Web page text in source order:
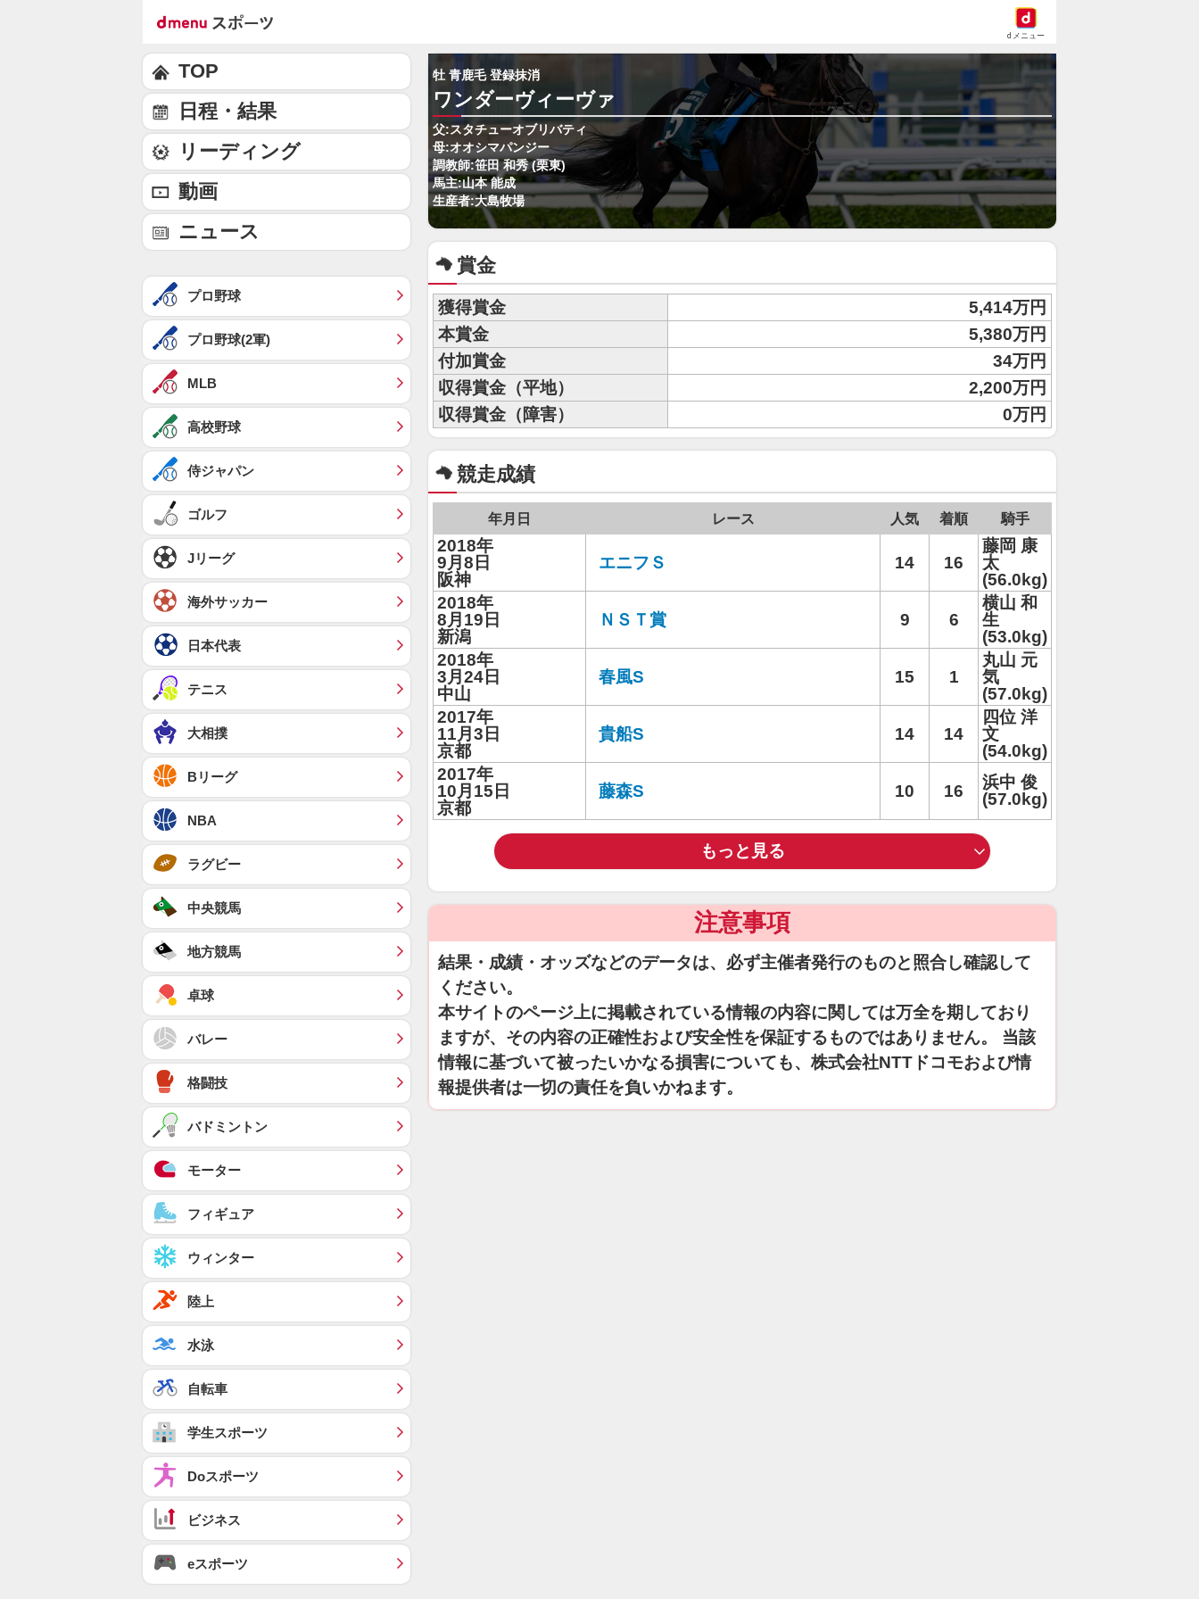
dメニュー
牡 青鹿毛 登録抹消
ワンダーヴィーヴァ
父:スタチューオブリバティ
母:オオシマパンジー
調教師:笹田 和秀 (栗東)
馬主:山本 能成
生産者:大島牧場
賞金
獲得賞金
5,414万円
本賞金
5,380万円
付加賞金
34万円
収得賞金（平地）
2,200万円
収得賞金（障害）
0万円
競走成績
年月日 レース 人気 着順 騎手
2018年
9月8日
阪神
エニフＳ 14 16
藤岡 康
太
(56.0kg)
2018年
8月19日
新潟
ＮＳＴ賞 9 6
横山 和
生
(53.0kg)
2018年
3月24日
中山
春風S 15 1
丸山 元
気
(57.0kg)
2017年
11月3日
京都
貴船S 14 14
四位 洋
文
(54.0kg)
2017年
10月15日
京都
藤森S 10 16
浜中 俊
(57.0kg)
もっと見る
注意事項
結果・成績・オッズなどのデータは、必ず主催者発行のものと照合し確認して
ください。
本サイトのページ上に掲載されている情報の内容に関しては万全を期しており
ますが、その内容の正確性および安全性を保証するものではありません。 当該
情報に基づいて被ったいかなる損害についても、株式会社NTTドコモおよび情
報提供者は一切の責任を負いかねます。
TOP
日程・結果
リーディング
動画
ニュース
プロ野球
プロ野球(2軍)
MLB
高校野球
侍ジャパン
ゴルフ
Jリーグ
海外サッカー
日本代表
テニス
大相撲
Bリーグ
NBA
ラグビー
中央競馬
地方競馬
卓球
バレー
格闘技
バドミントン
モーター
フィギュア
ウィンター
陸上
水泳
自転車
学生スポーツ
Doスポーツ
ビジネス
eスポーツ